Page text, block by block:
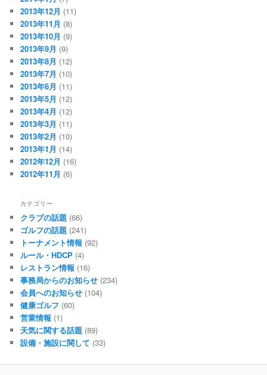
2013年12月 (11)
2013年11月 (8)
2013年10月 (9)
2013年9月 (9)
2013年8月 (12)
2013年7月 (10)
2013年6月 (11)
2013年5月 (12)
2013年4月 (12)
2013年3月 (11)
2013年2月 (10)
2013年1月 (14)
2012年12月 (16)
2012年11月 (6)
カテゴリー
クラブの話題 (66)
ゴルフの話題 (241)
トーナメント情報 (92)
ルール・HDCP (4)
レストラン情報 (16)
事務局からのお知らせ (234)
会員へのお知らせ (104)
健康ゴルフ (60)
営業情報 (1)
天気に関する話題 (89)
設備・施設に関して (33)